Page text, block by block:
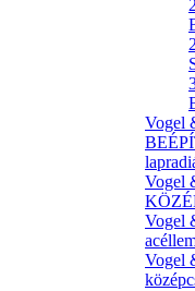
Vogel
Vogel
Vogel
Vogel